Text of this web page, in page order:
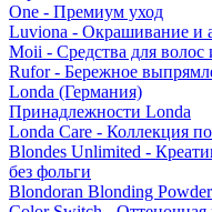
One - Премиум уход
Luviona - Окрашивание и
Moii - Средства для волос
Rufor - Бережное
Londa (Германия)
Принадлежности Londa
Londa Care - Коллекция
Blondes Unlimited -
без фольги
Blondoran Blonding